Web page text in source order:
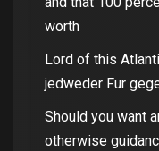
worth
Lord of this
jedweder Fur
Should you want
otherwise